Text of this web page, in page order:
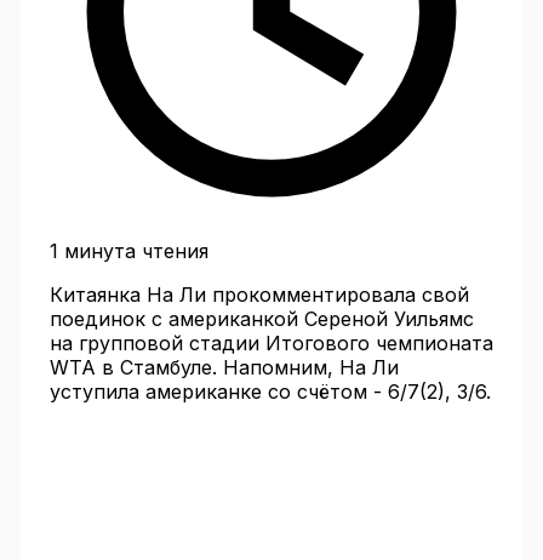
1 минута чтения
Китаянка На Ли прокомментировала свой
поединок с американкой Сереной Уильямс
на групповой стадии Итогового чемпионата
WTA в Стамбуле. Напомним, На Ли
уступила американке со счётом - 6/7(2), 3/6.